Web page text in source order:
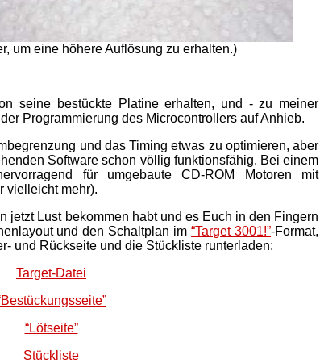
um eine höhere Auflösung zu erhalten.)
seine bestückte Platine erhalten, und - zu meiner
Programmierung des Microcontrollers auf Anhieb.
und das Timing etwas zu optimieren, aber
Software schon völlig funktionsfähig. Bei einem
für umgebaute CD-ROM Motoren mit
vielleicht mehr).
jetzt Lust bekommen habt und es Euch in den Fingern
und den Schaltplan im“Target 3001!”-Format,
und Rückseite und die Stückliste runterladen:
Target-Datei
“Lötseite”
Stückliste